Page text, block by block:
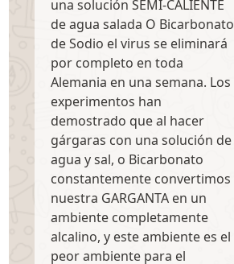
una solución SEMI-CALIENTE
de agua salada O Bicarbonato
de Sodio el virus se eliminará
por completo en toda
Alemania en una semana. Los
experimentos han
demostrado que al hacer
gárgaras con una solución de
agua y sal, o Bicarbonato
constantemente convertimos
nuestra GARGANTA en un
ambiente completamente
alcalino, y este ambiente es el
peor ambiente para el